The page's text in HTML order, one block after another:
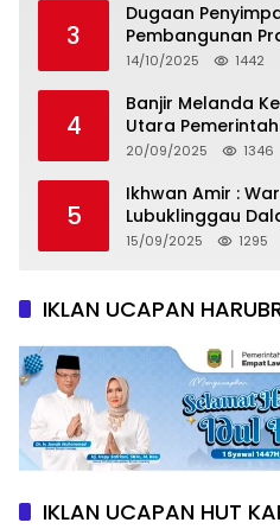
3
Dugaan
Pembangunan
Permukiman Desa
14/10/2025 1442
4
Banjir Melanda
Utara
Mengatasi Banjir
20/09/2025 1346
5
Ikhwan Amir :
Lubuklinggau
Khusus
15/09/2025 1295
IKLAN UCAPAN
IKLAN UCAPAN HUT